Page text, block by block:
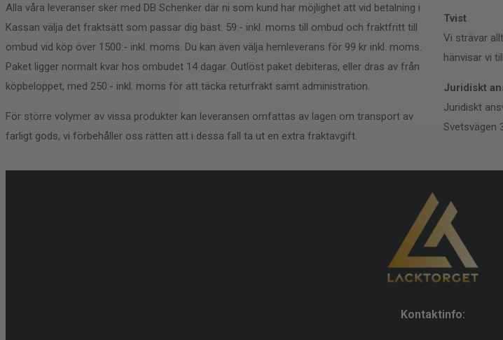
Alla våra leveranser sker med DB Schenker där ni som kund har möjlighet att vid betalning i
Kassan välja det fraktsätt som passar dig bäst. 59:- inkl. moms till ombud och fraktfritt till
ombud vid köp över 1500:- inkl. moms. Du kan även välja hemleverans för 99 kr inkl. moms.
Paket ligger normalt kvar hos ombudet 14 dagar. Outlöst paket debiteras, eller dras av från
köpbeloppet, med 250:- inkl. moms för att täcka returfrakt samt administration.
För större volymer av vissa produkter kan leveransen omfattas av lagen om transport av
farligt gods, vi förbehåller oss rätten att i dessa fall ta ut en extra fraktavgift.
Tvist
Vi strävar
hänvisar vi
Juridiskt
Juridiskt
Svetsvägen
Kontaktinfo: